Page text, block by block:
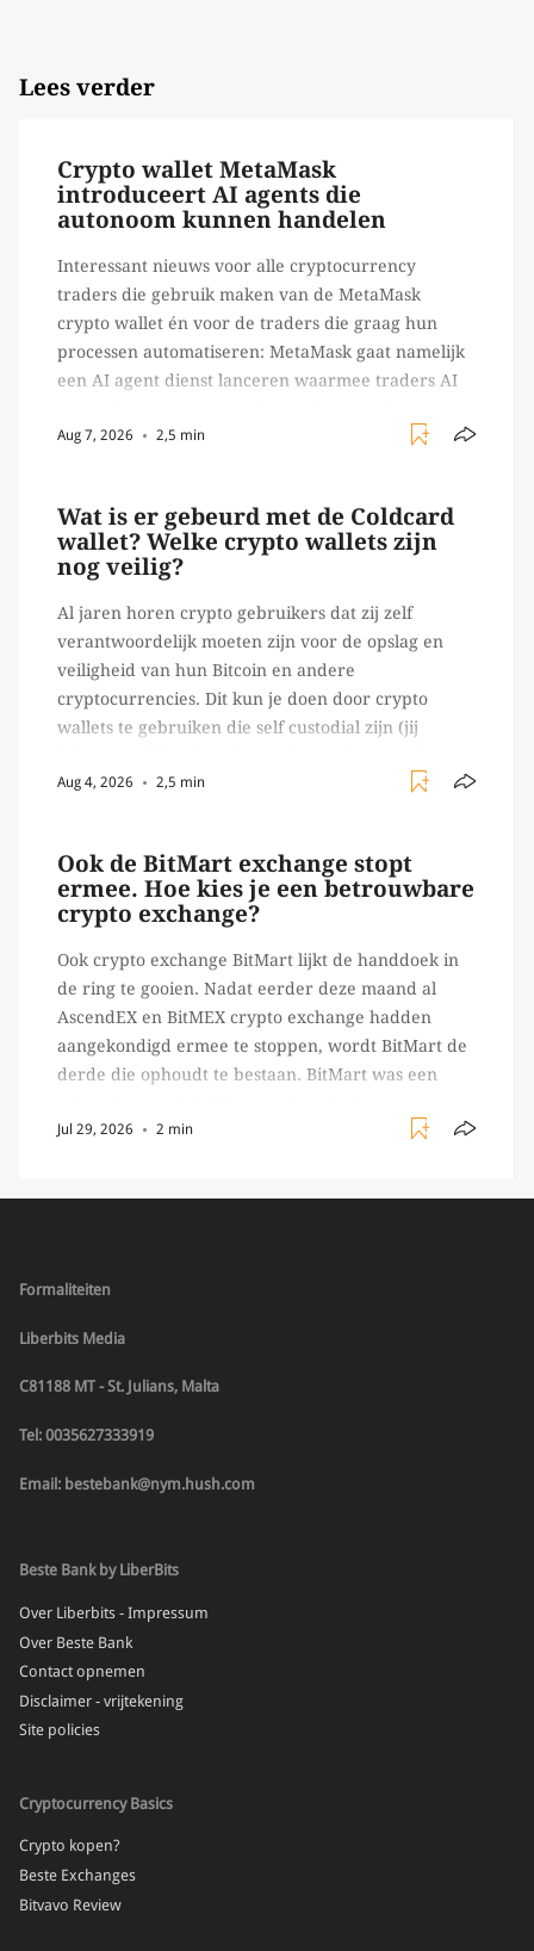
Lees verder
Crypto wallet MetaMask
introduceert AI agents die
autonoom kunnen handelen
Interessant nieuws voor alle cryptocurrency
traders die gebruik maken van de MetaMask
crypto wallet én voor de traders die graag hun
processen automatiseren: MetaMask gaat namelijk
een AI agent dienst lanceren waarmee traders AI
verrichten, zoals het daadwerkelijk uitvoeren van
Aug 7, 2026 2,5 min
Wat is er gebeurd met de Coldcard
wallet? Welke crypto wallets zijn
nog veilig?
Al jaren horen crypto gebruikers dat zij zelf
verantwoordelijk moeten zijn voor de opslag en
veiligheid van hun Bitcoin en andere
cryptocurrencies. Dit kun je doen door crypto
wallets te gebruiken die self custodial zijn (jij
Ledger of Trezor bijvoorbeeld. Echter, op 29 juli
Aug 4, 2026 2,5 min
Ook de BitMart exchange stopt
ermee. Hoe kies je een betrouwbare
crypto exchange?
Ook crypto exchange BitMart lijkt de handdoek in
de ring te gooien. Nadat eerder deze maand al
AscendEX en BitMEX crypto exchange hadden
aangekondigd ermee te stoppen, wordt BitMart de
derde die ophoudt te bestaan. BitMart was een
crypto handelaren terecht konden om te handelen
Jul 29, 2026 2 min
Formaliteiten
Liberbits Media
C81188 MT - St. Julians, Malta
Tel: 0035627333919
Email: bestebank@nym.hush.com
Beste Bank by LiberBits
Over Liberbits - Impressum
Over Beste Bank
Contact opnemen
Disclaimer - vrijtekening
Site policies
Cryptocurrency Basics
Crypto kopen?
Beste Exchanges
Bitvavo Review